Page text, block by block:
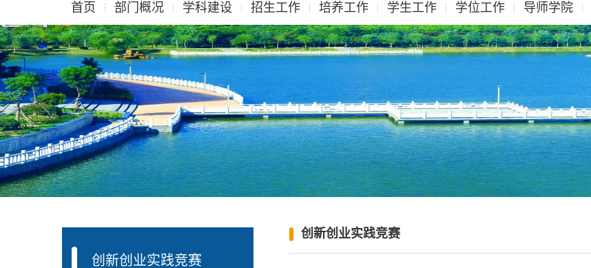
首页 部门概况 学科建设 招生工作 培养工作 学生工作 学位工作 导师学院
创新创业实践竞赛
创新创业实践竞赛